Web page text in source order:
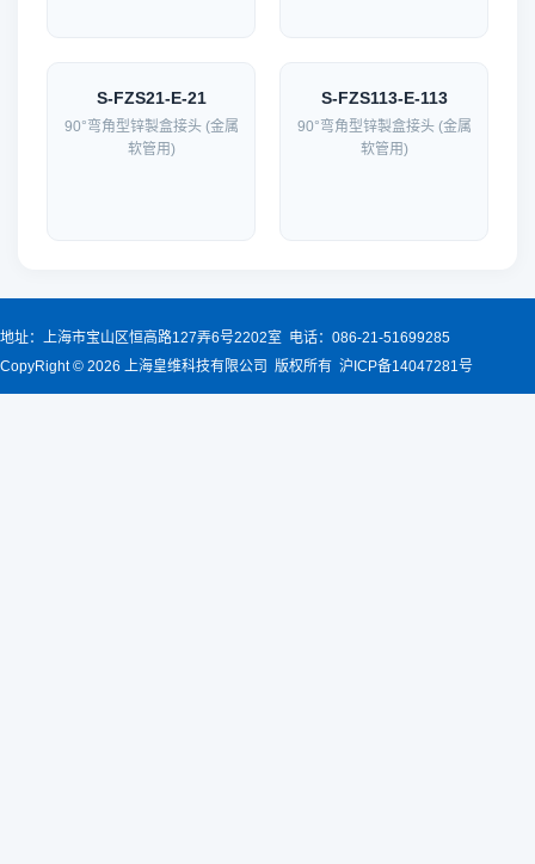
S-FZS21-E-21
90°弯角型锌製盒接头 (金属
软管用)
S-FZS113-E-113
90°弯角型锌製盒接头 (金属
软管用)
地址：上海市宝山区恒高路127弄6号2202室 电话：086-21-51699285
CopyRight © 2026 上海皇维科技有限公司 版权所有 沪ICP备14047281号